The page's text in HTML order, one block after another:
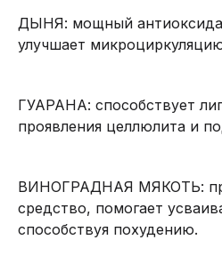
ДЫНЯ: мощный
улучшает
ГУАРАНА: способствует
проявления целлюлита и
ВИНОГРАДНАЯ МЯКОТЬ:
средство, помогает
способствуя похудению.